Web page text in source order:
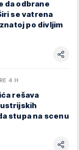
da odbrane
se vatrena
po divljim
4 H
rešava
stupa na scenu